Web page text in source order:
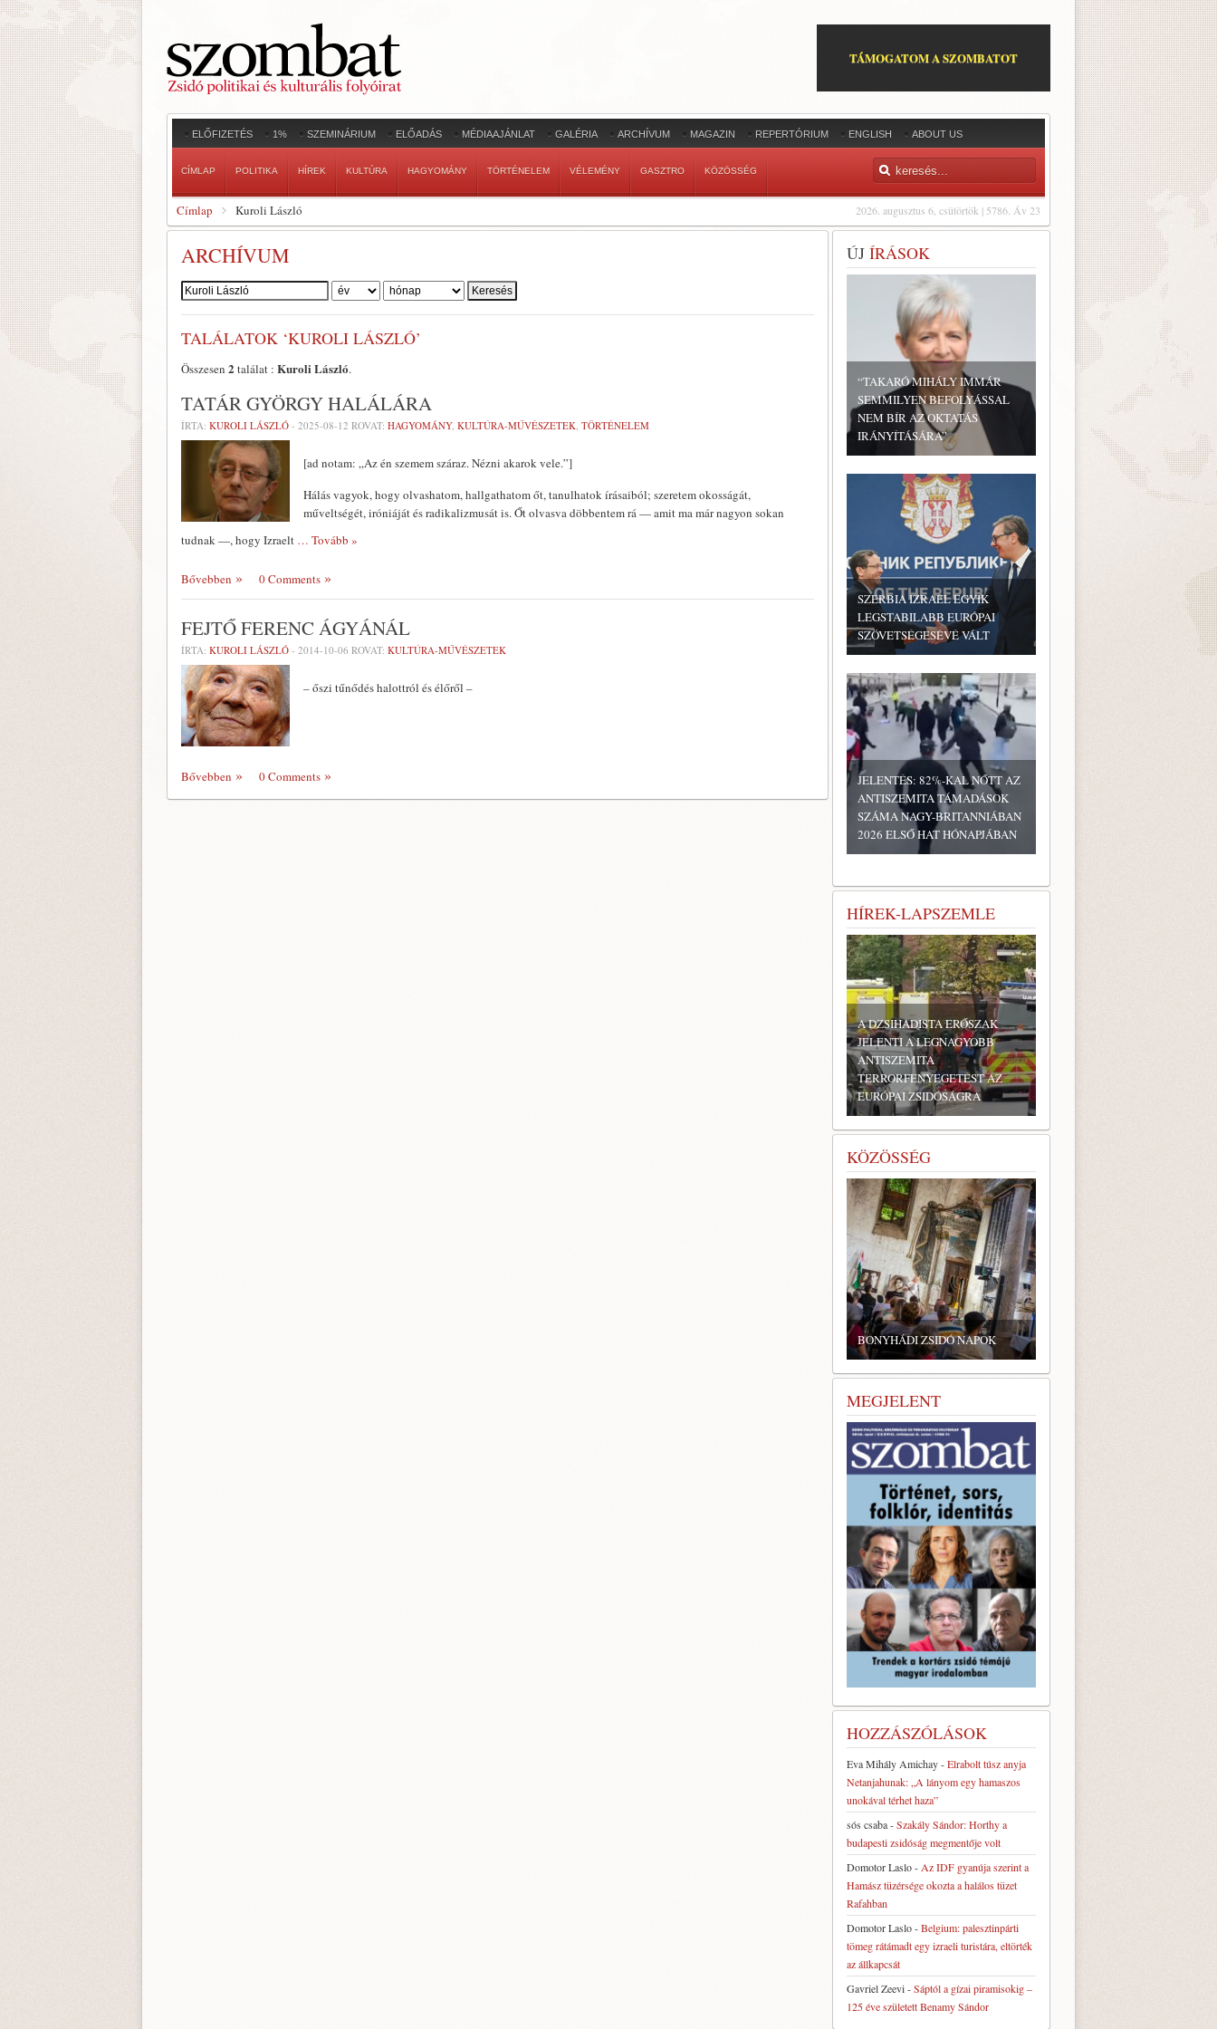
TÁMOGATOM A SZOMBATOT
ELŐFIZETÉS 1% SZEMINÁRIUM ELŐADÁS MÉDIAAJÁNLAT GALÉRIA ARCHÍVUM MAGAZIN REPERTÓRIUM ENGLISH ABOUT US
CÍMLAP POLITIKA HÍREK KULTÚRA HAGYOMÁNY TÖRTÉNELEM VÉLEMÉNY GASZTRO KÖZÖSSÉG
2026. augusztus 6, csütörtök | 5786. Áv 23
Címlap Kuroli László
ARCHÍVUM
Szerző:
TALÁLATOK ‘KUROLI LÁSZLÓ’
Összesen 2 találat : Kuroli László.
TATÁR GYÖRGY HALÁLÁRA
ÍRTA: KUROLI LÁSZLÓ - 2025-08-12 ROVAT: HAGYOMÁNY, KULTÚRA-MŰVÉSZETEK, TÖRTÉNELEM
[ad notam: „Az én szemem száraz. Nézni akarok vele.”]
Hálás vagyok, hogy olvashatom, hallgathatom őt, tanulhatok írásaiból; szeretem okosságát,
műveltségét, iróniáját és radikalizmusát is. Őt olvasva döbbentem rá — amit ma már nagyon sokan
tudnak —, hogy Izraelt … Tovább »
Bővebben 0 Comments
FEJTŐ FERENC ÁGYÁNÁL
ÍRTA: KUROLI LÁSZLÓ - 2014-10-06 ROVAT: KULTÚRA-MŰVÉSZETEK
– őszi tűnődés halottról és élőről –
Bővebben 0 Comments
ÚJ ÍRÁSOK
“TAKARÓ MIHÁLY IMMÁR
SEMMILYEN BEFOLYÁSSAL
NEM BÍR AZ OKTATÁS
IRÁNYÍTÁSÁRA”
SZERBIA IZRAEL EGYIK
LEGSTABILABB EURÓPAI
SZÖVETSÉGESÉVÉ VÁLT
JELENTÉS: 82%-KAL NŐTT AZ
ANTISZEMITA TÁMADÁSOK
SZÁMA NAGY-BRITANNIÁBAN
2026 ELSŐ HAT HÓNAPJÁBAN
HÍREK-LAPSZEMLE
A DZSIHADISTA ERŐSZAK
JELENTI A LEGNAGYOBB
ANTISZEMITA
TERRORFENYEGETÉST AZ
EURÓPAI ZSIDÓSÁGRA
KÖZÖSSÉG
BONYHÁDI ZSIDÓ NAPOK
MEGJELENT
HOZZÁSZÓLÁSOK
Eva Mihály Amichay-Elrabolt túsz anyja
Netanjahunak: „A lányom egy hamaszos
unokával térhet haza”
sós csaba-Szakály Sándor: Horthy a
budapesti zsidóság megmentője volt
Domotor Laslo- Az IDF gyanúja szerint a
Hamász tüzérsége okozta a halálos tüzet
Rafahban
Domotor Laslo-Belgium: palesztinpárti
tömeg rátámadt egy izraeli turistára, eltörték
az állkapcsát
Gavriel Zeevi-Sáptól a gízai piramisokig –
125 éve született Benamy Sándor